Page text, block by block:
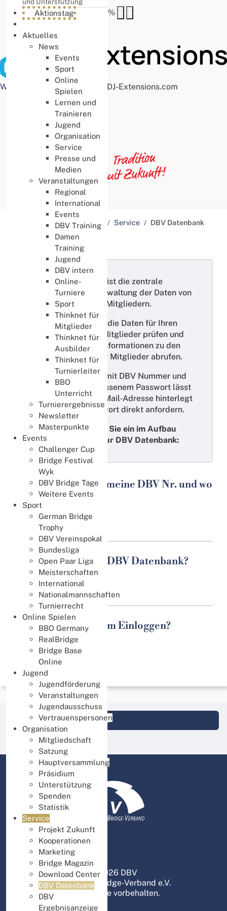
Buchstabenabstand
%
Web Accessibility plugin by DJ-Extensions.com
Aktionstag
Aktuelles
News
Events
Sport
Online
Spielen
Lernen und
Trainieren
Jugend
Organisation
Service
Presse und
Medien
Veranstaltungen
Regional
International
Events
DBV Training
Damen
Training
Jugend
DBV intern
Online-
Turniere
Sport
Thinknet für
Mitglieder
Thinknet für
Ausbilder
Thinknet für
Turnierleiter
BBO
Unterricht
Turnierergebnisse
Newsletter
Masterpunkte
Events
Challenger Cup
Bridge Festival
Wyk
DBV Bridge Tage
Weitere Events
Sport
German Bridge
Trophy
DBV Vereinspokal
Bundesliga
Open Paar Liga
Meisterschaften
International
Nationalmannschaften
Turnierrecht
Online Spielen
BBO Germany
RealBridge
Bridge Base
Online
Jugend
Jugendförderung
Veranstaltungen
Jugendausschuss
Vertrauenspersonen
Organisation
Mitgliedschaft
Satzung
Hauptversammlung
Präsidium
Unterstützung
Spenden
Statistik
Service
Projekt Zukunft
Kooperationen
Marketing
Bridge Magazin
Download Center
DBV Datenbank
DBV
Ergebnisanzeige
Aktuelle Seite: Startseite Service DBV Datenbank
DBV Datenbank
Die DBV Datenbank ist die zentrale
Plattform für die Verwaltung der Daten von
Vereinen und deren Mitgliedern.
Hier können Sie u.a. die Daten für Ihren
Verein und dessen Mitglieder prüfen und
aktualisieren oder Informationen zu den
Masterpunkten Ihrer Mitglieder abrufen.
Der Zugang erfolgt mit DBV Nummer und
Passwort; bei vergessenem Passwort lässt
sich – sofern eine E‑Mail‑Adresse hinterlegt
ist – ein neues Passwort direkt anfordern.
Nachfolgend finden Sie ein im Aufbau
befindliches Q&A zur DBV Datenbank:
Wofür benötige ich meine DBV Nr. und wo
finde ich dieses?
Weiterlesen
Wie komme ich zur DBV Datenbank?
Weiterlesen
Was benötige ich zum Einloggen?
Weiterlesen
Login DBV Datenbank
© 2026 DBV
Deutscher Bridge-Verband e.V.
Alle Rechte vorbehalten.